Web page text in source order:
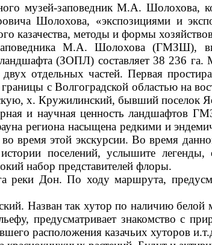
музей-заповедник М.А. Шолохова,
Шолохова, «экспозициями и
казачества, методы и формы
М.А. Шолохова (ГМЗШ),
(ЗОПЛ) составляет 38 236
двух отдельных частей. Первая
с Волгоградской областью на
х. Кружилинский, бывший
и научная ценность ландшафтов
региона насыщена редкими и
время этой экскурсии. Во время
поселений, услышите
набор представителей флоры.
реки Дон. По ходу маршрута,
Назван так хутор по наличию
предусматривает знакомство с
расположения казачьих хуторов